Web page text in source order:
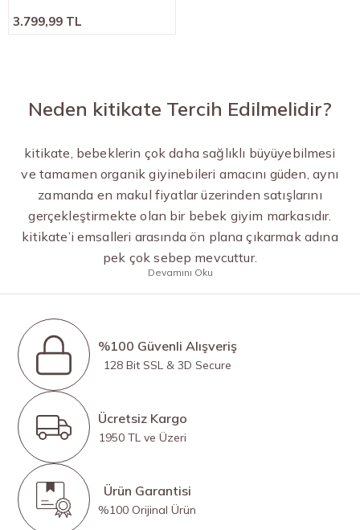
3.799,99 TL
Neden kitikate Tercih Edilmelidir?
kitikate, bebeklerin çok daha sağlıklı büyüyebilmesi
ve tamamen organik giyinebileri amacını güden, aynı
zamanda en makul fiyatlar üzerinden satışlarını
gerçekleştirmekte olan bir bebek giyim markasıdır.
kitikate’i emsalleri arasında ön plana çıkarmak adına
pek çok sebep mevcuttur.
Devamını Oku
%100 Güvenli Alışveriş
128 Bit SSL & 3D Secure
Ücretsiz Kargo
1950 TL ve Üzeri
Ürün Garantisi
%100 Orijinal Ürün